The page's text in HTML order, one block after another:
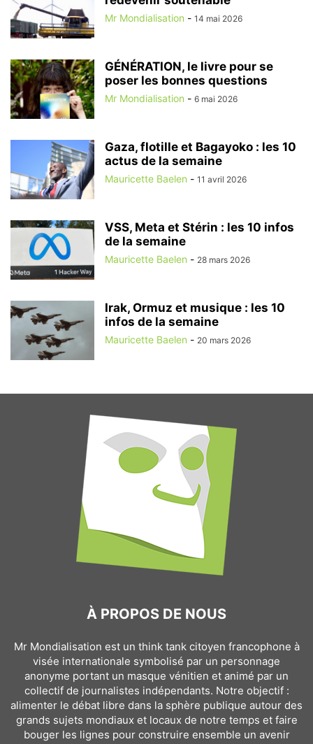
Mr Mondialisation - 14 mai 2026
GÉNÉRATION, le livre pour se
poser les bonnes questions
Mr Mondialisation - 6 mai 2026
Gaza, flotille et Bagayoko : les 10
actus de la semaine
Mauricette Baelen - 11 avril 2026
VSS, Meta et Stérin : les 10 infos
de la semaine
Mauricette Baelen - 28 mars 2026
Irak, Ormuz et musique : les 10
infos de la semaine
Mauricette Baelen - 20 mars 2026
À PROPOS DE NOUS
Mr Mondialisation est un think tank citoyen francophone à
visée internationale symbolisé par un personnage
anonyme portant un masque vénitien et animé par un
collectif de journalistes indépendants. Notre objectif :
alimenter le débat libre dans la sphère publique autour des
grands sujets mondiaux et locaux de notre temps et faire
bouger les lignes pour construire ensemble un avenir